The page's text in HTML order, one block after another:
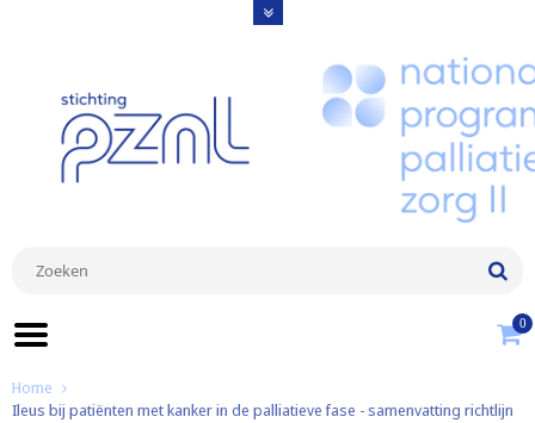
0
Home
Ileus bij patiënten met kanker in de palliatieve fase - samenvatting richtlijn